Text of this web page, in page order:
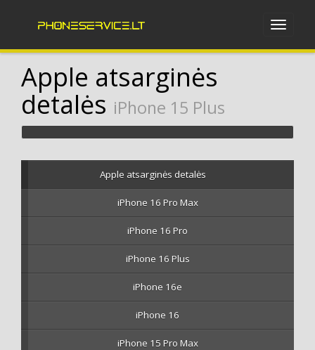
Apple atsarginės
detalės iPhone 15 Plus
Apple atsarginės detalės
iPhone 16 Pro Max
iPhone 16 Pro
iPhone 16 Plus
iPhone 16e
iPhone 16
iPhone 15 Pro Max